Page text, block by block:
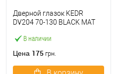
В наличии
Дверной глазок KEDR
DV204 70-130 BLACK MAT
Цена 175 грн.